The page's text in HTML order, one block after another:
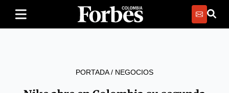
PORTADA/ NEGOCIOS